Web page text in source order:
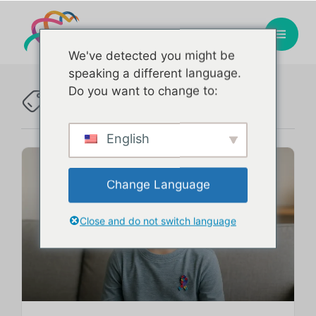
Tag : Frequência
We've detected you might be
speaking a different language.
Do you want to change to:
English
Change Language
Close and do not switch language